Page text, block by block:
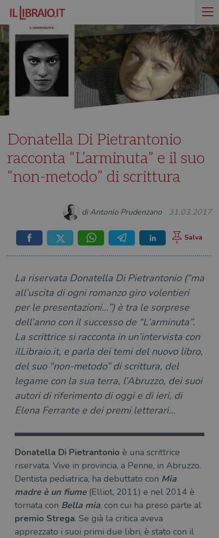
Donatella Di Pietrantonio
racconta “L’arminuta” e il suo
“non-metodo” di scrittura
di Antonio Prudenzano 31.03.2017
La riservata Donatella Di Pietrantonio (“ma
all’uscita di ogni romanzo giro volentieri
per le presentazioni…”) è tra le sorprese
dell’anno con il successo de “L’arminuta”.
La scrittrice si racconta in un’intervista con
ilLibraio.it, e parla dei temi del nuovo libro,
del suo “non-metodo” di scrittura, del
legame con la sua terra, l’Abruzzo, dei suoi
autori di riferimento di oggi e di ieri, di
Elena Ferrante e dei premi letterari…
Donatella Di Pietrantonio è una scrittrice
riservata. Vive in provincia, a Penne, in Abruzzo.
Dentista pediatrica, ha debuttato con Mia
madre è un fiume (Elliot, 2011) e nel 2014 è
tornata con Bella mia, con cui ha preso parte al
premio Strega. Se già la critica aveva
apprezzato i suoi primi due libri, è stato con il